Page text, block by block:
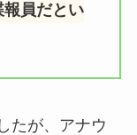
員だとい
たが、アナウ